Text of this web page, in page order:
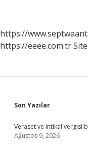
https://
https://eeee.com.tr
Sidebar
Son Yazılar
Veraset ve intikal vergisi
Ağustos 9, 2026